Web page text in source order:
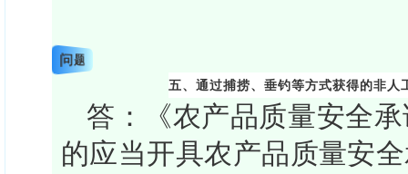
问题
五、通过捕捞、垂钓等方式获得的非
答：《农产品质量安全
的应当开具农产品质量安